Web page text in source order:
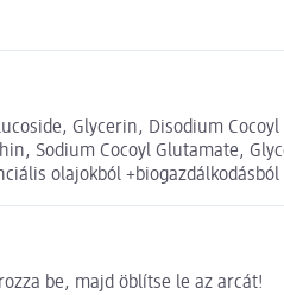
Glycerin, Disodium
Sodium Cocoyl Glutamate,
olajokból +biogazdálkodásból
be, majd öblítse le az arcát!